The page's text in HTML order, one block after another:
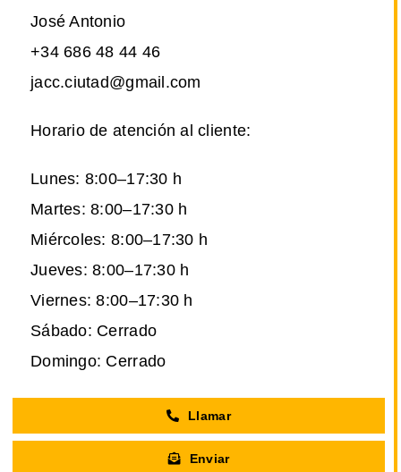
José Antonio
+34 686 48 44 46
jacc.ciutad@gmail.com
Horario de atención al cliente:
Lunes: 8:00–17:30 h
Martes: 8:00–17:30 h
Miércoles: 8:00–17:30 h
Jueves: 8:00–17:30 h
Viernes: 8:00–17:30 h
Sábado: Cerrado
Domingo: Cerrado
Llamar
Enviar